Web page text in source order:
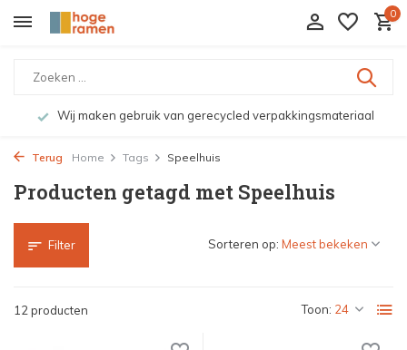
0
Wij maken gebruik van gerecycled verpakkingsmateriaal
Terug Home Tags Speelhuis
Producten getagd met Speelhuis
Filter
12 producten Toon:
Sorteren op: